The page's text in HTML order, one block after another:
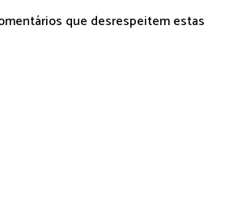
que desrespeitem estas